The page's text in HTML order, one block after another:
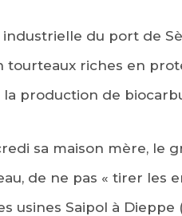
du port de
tourteaux riches en
production de
sa maison mère, le
de ne pas « tirer
usines Saipol à